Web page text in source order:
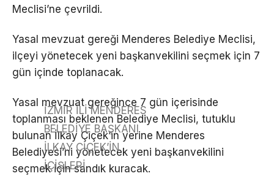
Meclisi’ne çevrildi.
Yasal mevzuat gereği Menderes Belediye Meclisi,
ilçeyi yönetecek yeni başkanvekilini seçmek için 7
gün içinde toplanacak.
Yasal mevzuat gereğince 7 gün içerisinde
toplanması beklenen Belediye Meclisi, tutuklu
bulunan İlkay Çiçek’in yerine Menderes
Belediyesi’ni yönetecek yeni başkanvekilini
seçmek için sandık kuracak.
İZMİR İLİ MENDERES
BELEDİYE BAŞKANI
İLKAY ÇİÇEK’İN
İÇİŞLERİ